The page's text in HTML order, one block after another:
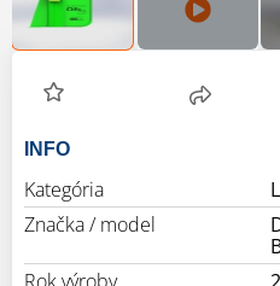
INFO
Kategória
Značka / model